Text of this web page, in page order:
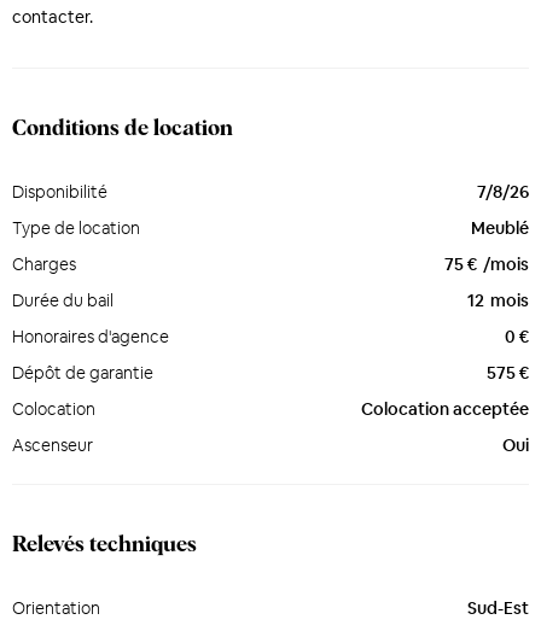
contacter.
Conditions de location
Disponibilité
7/8/26
Type de location
Meublé
Charges
75 € /mois
Durée du bail
12 mois
Honoraires d'agence
0 €
Dépôt de garantie
575 €
Colocation
Colocation acceptée
Ascenseur
Oui
Relevés techniques
Orientation
Sud-Est